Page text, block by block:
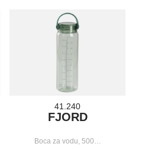
41.240
FJORD
Boca za vodu, 500…